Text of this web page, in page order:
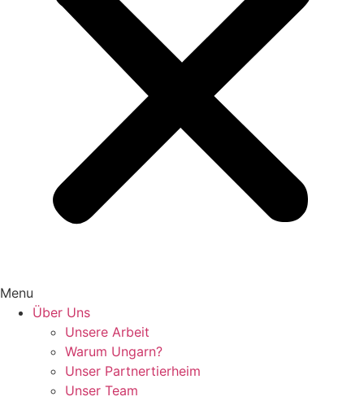
Menu
Über Uns
Unsere Arbeit
Warum Ungarn?
Unser Partnertierheim
Unser Team